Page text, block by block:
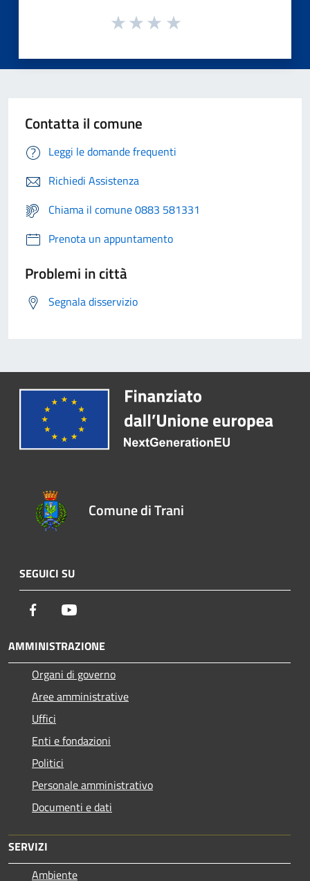
Contatta il comune
Leggi le domande frequenti
Richiedi Assistenza
Chiama il comune 0883 581331
Prenota un appuntamento
Problemi in città
Segnala disservizio
Comune di Trani
SEGUICI SU
Facebook
AMMINISTRAZIONE
Organi di governo
Aree amministrative
Uffici
Enti e fondazioni
Politici
Personale amministrativo
Documenti e dati
SERVIZI
Ambiente